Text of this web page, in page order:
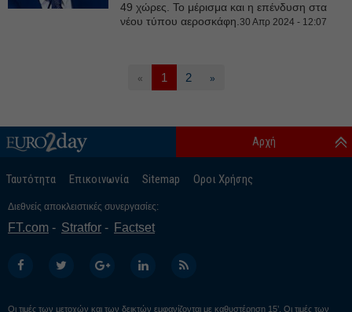
49 χώρες. Το μέρισμα και η επένδυση στα
νέου τύπου αεροσκάφη.30 Απρ 2024 - 12:07
« 1 2 »
Ταυτότητα Επικοινωνία Sitemap Οροι Χρήσης
Αρχή
Διεθνείς αποκλειστικές συνεργασίες:
FT.com Stratfor Factset
Οι τιμές των μετοχών και των δεικτών εμφανίζονται με καθυστέρηση 15’. Οι τιμές των